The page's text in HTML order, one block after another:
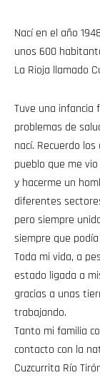
Nací en el año
unos 600
La Rioja llamado
Tuve una infancia
problemas de
nací. Recuerdo
pueblo que me
y hacerme un
diferentes
pero siempre
siempre que
Toda mi vida, a
estado ligada a
gracias a unas
trabajando.
Tanto mi familia
contacto con la
Cuzcurrita Río